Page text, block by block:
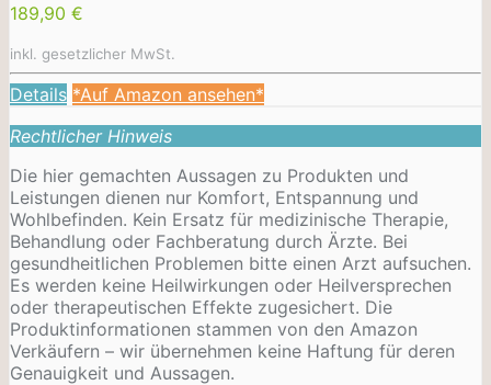
189,90 €
inkl. gesetzlicher MwSt.
Details *Auf Amazon ansehen*
Rechtlicher Hinweis
Die hier gemachten Aussagen zu Produkten und
Leistungen dienen nur Komfort, Entspannung und
Wohlbefinden. Kein Ersatz für medizinische Therapie,
Behandlung oder Fachberatung durch Ärzte. Bei
gesundheitlichen Problemen bitte einen Arzt aufsuchen.
Es werden keine Heilwirkungen oder Heilversprechen
oder therapeutischen Effekte zugesichert. Die
Produktinformationen stammen von den Amazon
Verkäufern – wir übernehmen keine Haftung für deren
Genauigkeit und Aussagen.